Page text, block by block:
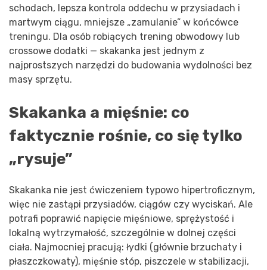
schodach, lepsza kontrola oddechu w przysiadach i
martwym ciągu, mniejsze „zamulanie” w końcówce
treningu. Dla osób robiących trening obwodowy lub
crossowe dodatki — skakanka jest jednym z
najprostszych narzędzi do budowania wydolności bez
masy sprzętu.
Skakanka a mięśnie: co
faktycznie rośnie, co się tylko
„rysuje”
Skakanka nie jest ćwiczeniem typowo hipertroficznym,
więc nie zastąpi przysiadów, ciągów czy wyciskań. Ale
potrafi poprawić napięcie mięśniowe, sprężystość i
lokalną wytrzymałość, szczególnie w dolnej części
ciała. Najmocniej pracują: łydki (głównie brzuchaty i
płaszczkowaty), mięśnie stóp, piszczele w stabilizacji,